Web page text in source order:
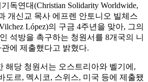
독연대(Christian Solidarity Worldwide,
개신교 목사 에프렌 안토니오 빌체스
López)의 구금 4주년을 맞아, 그의
석방을 촉구하는 청원서를 8개국의 니
에 제출했다고 밝혔다.
해당 청원서는 오스트리아와 벨기에,
도르, 멕시코, 스위스, 미국 등에 제출됐